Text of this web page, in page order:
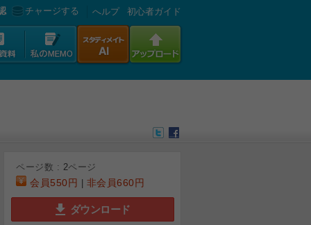
チャージする へルプ 初心者ガイド
ページ数 : 2ページ
会員550円 非会員660円
ダウンロード